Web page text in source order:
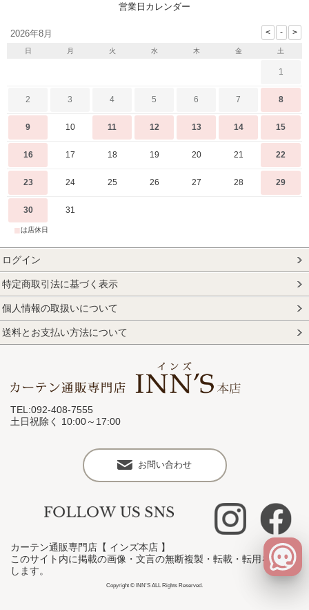
営業日カレンダー
2026年8月
日 月 火 水 木 金 土
1
2 3 4 5 6 7 8
9 10 11 12 13 14 15
16 17 18 19 20 21 22
23 24 25 26 27 28 29
30 31
■は店休日
ログイン
特定商取引法に基づく表示
個人情報の取扱いについて
送料とお支払い方法について
TEL:092-408-7555
土日祝除く 10:00～17:00
お問い合わせ
カーテン通販専門店【 インズ本店 】
このサイト内に掲載の画像・文言の無断複製・転載・転用を禁止
します。
Copyright © INN'S ALL Rights Reserved.